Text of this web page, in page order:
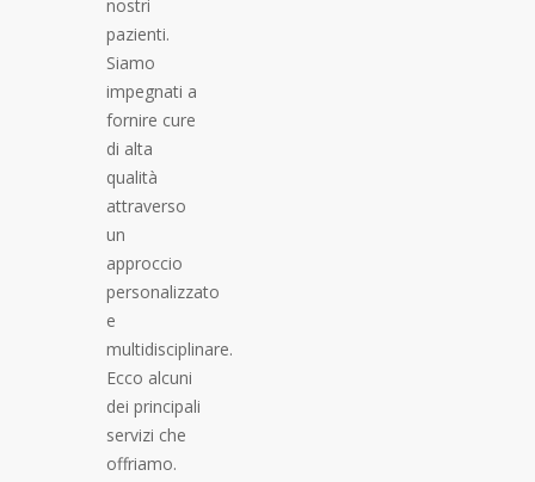
nostri
pazienti.
Siamo
impegnati a
fornire cure
di alta
qualità
attraverso
un
approccio
personalizzato
e
multidisciplinare.
Ecco alcuni
dei principali
servizi che
offriamo.